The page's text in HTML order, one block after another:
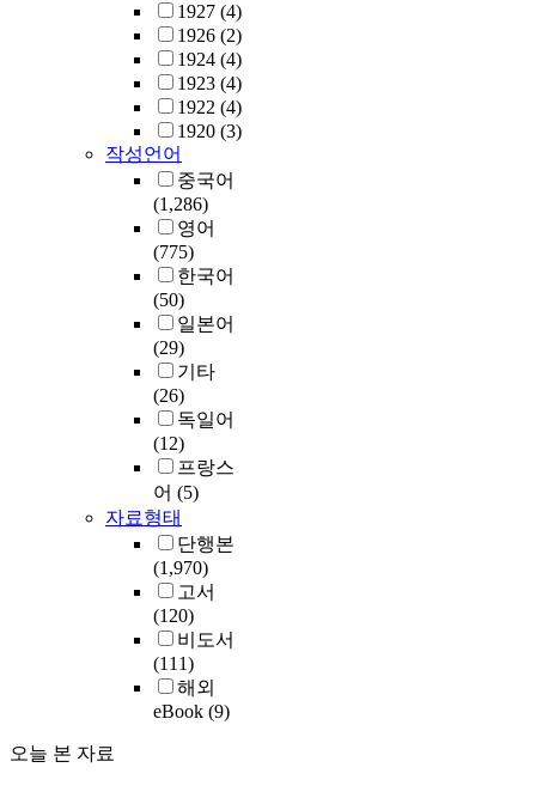
1927 (4)
1926 (2)
1924 (4)
1923 (4)
1922 (4)
1920 (3)
작성언어
중국어
(1,286)
영어
(775)
한국어
(50)
일본어
(29)
기타
(26)
독일어
(12)
프랑스
어 (5)
자료형태
단행본
(1,970)
고서
(120)
비도서
(111)
해외
eBook (9)
오늘 본 자료